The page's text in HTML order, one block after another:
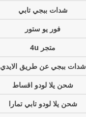
شدات ببجي تابي
فور يو ستور
متجر 4u
شدات ببجي عن طريق الايدي
شحن يلا لودو اقساط
شحن يلا لودو تابي تمارا